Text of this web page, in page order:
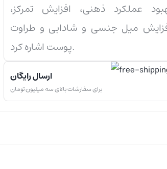
عملکرد ذهنی، افزایش تمرکز،
میل جنسی و شادابی و طراوت
پوست اشاره کرد.
ارسال رایگان
برای سفارشات بالای سه میلیون تومان